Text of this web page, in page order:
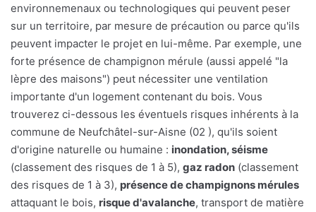
environnemenaux ou technologiques qui peuvent peser
sur un territoire, par mesure de précaution ou parce qu'ils
peuvent impacter le projet en lui-même. Par exemple, une
forte présence de champignon mérule (aussi appelé "la
lèpre des maisons") peut nécessiter une ventilation
importante d'un logement contenant du bois. Vous
trouverez ci-dessous les éventuels risques inhérents à la
commune de Neufchâtel-sur-Aisne (02 ), qu'ils soient
d'origine naturelle ou humaine : inondation, séisme
(classement des risques de 1 à 5), gaz radon (classement
des risques de 1 à 3), présence de champignons mérules
attaquant le bois, risque d'avalanche, transport de matière